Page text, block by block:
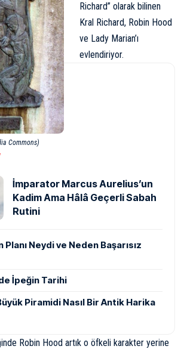
Commons)
Richard” olarak bilinen
Kral Richard, Robin Hood
ve Lady Marian’ı
evlendiriyor.
İmparator Marcus Aurelius’un
Kadim Ama Hâlâ Geçerli Sabah
Rutini
Neydi ve Neden Başarısız
İpeğin Tarihi
Piramidi Nasıl Bir Antik Harika
Robin Hood artık o öfkeli karakter yerine